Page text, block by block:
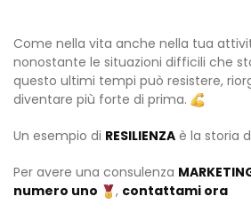
Come nella vita anche nella tua
nonostante le situazioni difficili che
questo ultimi tempi può resistere,
diventare più forte di prima.
Un esempio di RESILIENZA è la storia
Per avere una consulenza
numero uno
, contattami ora